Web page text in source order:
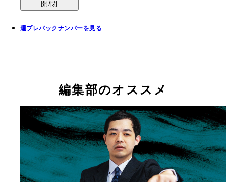
開/閉
週プレバックナンバーを見る
編集部のオススメ